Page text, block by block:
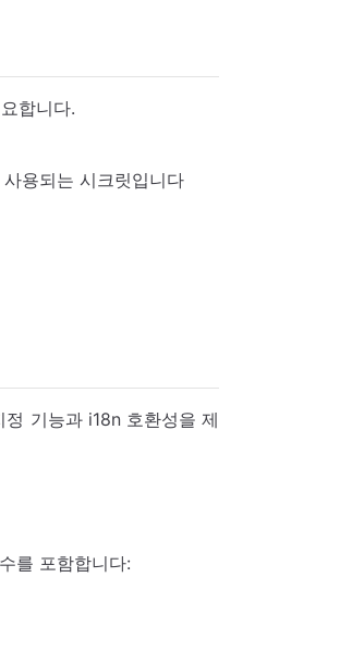
합니다.
용되는 시크릿입니다
기능과 i18n 호환성을 제
를 포함합니다: